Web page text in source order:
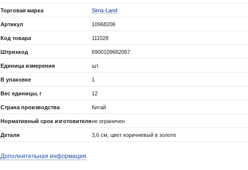
Торговая марка Sima-Land
Артикул 10968206
Код товара 111028
Штрихкод 6900109682067
Единица измерения шт.
В упаковке 1
Вес единицы, г 12
Страна производства Китай
Нормативный срок изготовителяне ограничен
Детали 3,6 см, цвет коричневый в золоте
Дополнительная информация